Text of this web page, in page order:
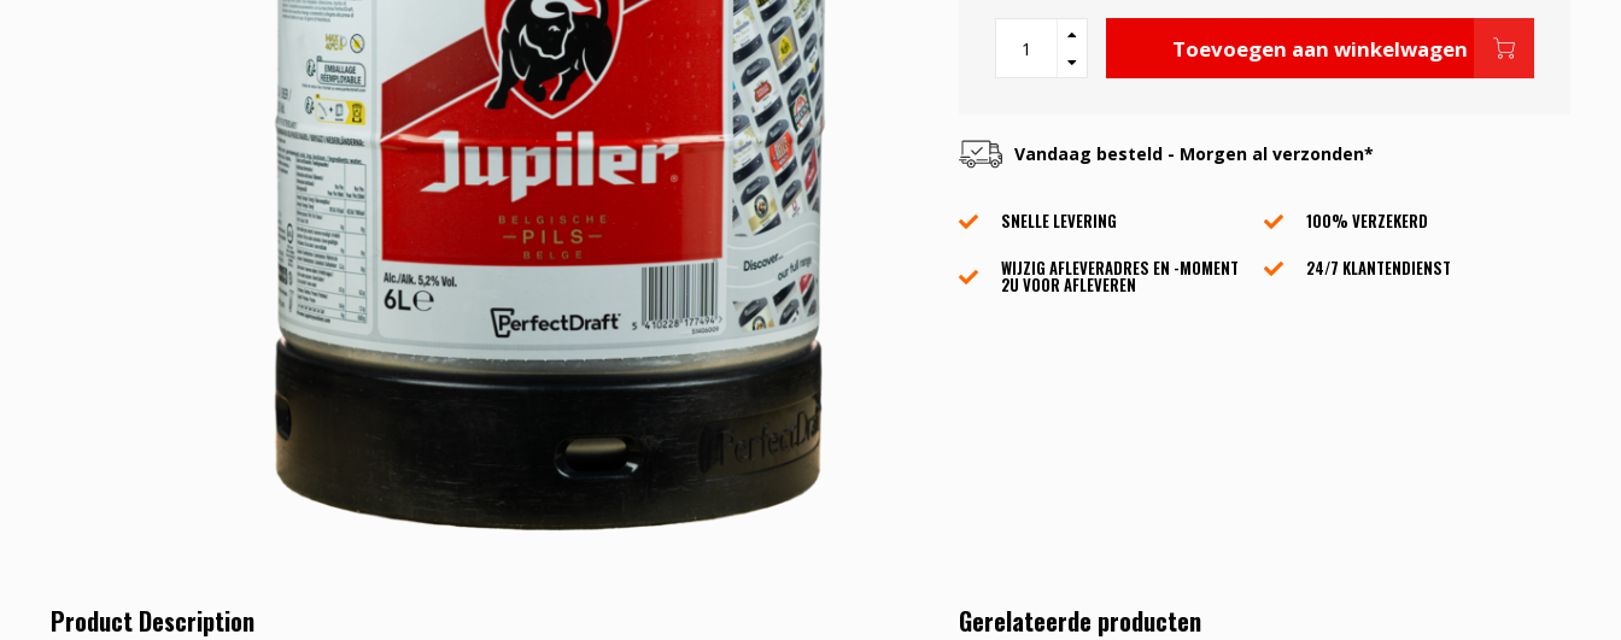
Toevoegen aan winkelwagen
Vandaag besteld - Morgen al verzonden*
SNELLE LEVERING
100% VERZEKERD
WIJZIG AFLEVERADRES EN -MOMENT
2U VOOR AFLEVEREN
24/7 KLANTENDIENST
Product Description Gerelateerde producten